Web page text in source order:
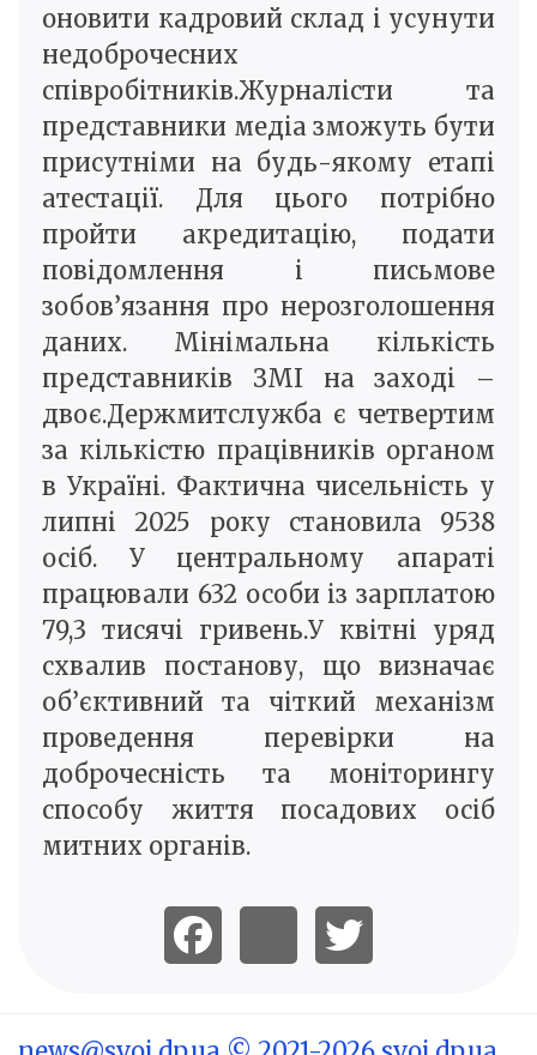
оновити кадровий склад і усунути
недоброчесних
співробітників.Журналісти та
представники медіа зможуть бути
присутніми на будь-якому етапі
атестації. Для цього потрібно
пройти акредитацію, подати
повідомлення і письмове
зобов’язання про нерозголошення
даних. Мінімальна кількість
представників ЗМІ на заході –
двоє.Держмитслужба є четвертим
за кількістю працівників органом
в Україні. Фактична чисельність у
липні 2025 року становила 9538
осіб. У центральному апараті
працювали 632 особи із зарплатою
79,3 тисячі гривень.У квітні уряд
схвалив постанову, що визначає
об’єктивний та чіткий механізм
проведення перевірки на
доброчесність та моніторингу
способу життя посадових осіб
митних органів.